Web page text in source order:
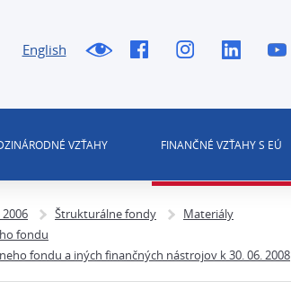
English
VZŤAHY FINANČNÉ VZŤAHY S EÚ
Štrukturálne fondy
Materiály
fondu
fondu a iných finančných nástrojov k 30. 06. 2008